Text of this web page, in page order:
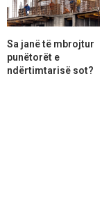
Sa janë të mbrojtur
punëtorët e
ndërtimtarisë sot?